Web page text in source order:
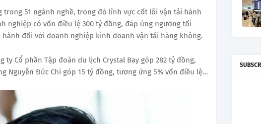
trong 51 ngành nghề, trong đó lĩnh vực cốt lõi vận tải hành
nghiệp có vốn điều lệ 300 tỷ đồng, đáp ứng ngưỡng tối
đối với doanh nghiệp kinh doanh vận tải hàng không.
ty Cổ phần Tập đoàn du lịch Crystal Bay góp 282 tỷ đồng,
Nguyễn Đức Chi góp 15 tỷ đồng, tương ứng 5% vốn điều lệ…